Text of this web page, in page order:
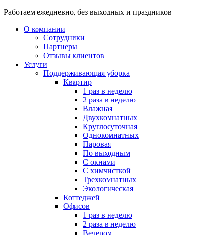
Работаем ежедневно, без выходных и праздников
О компании
Сотрудники
Партнеры
Отзывы клиентов
Услуги
Поддерживающая уборка
Квартир
1 раз в неделю
2 раза в неделю
Влажная
Двухкомнатных
Круглосуточная
Однокомнатных
Паровая
По выходным
С окнами
С химчисткой
Трехкомнатных
Экологическая
Коттеджей
Офисов
1 раз в неделю
2 раза в неделю
Вечером